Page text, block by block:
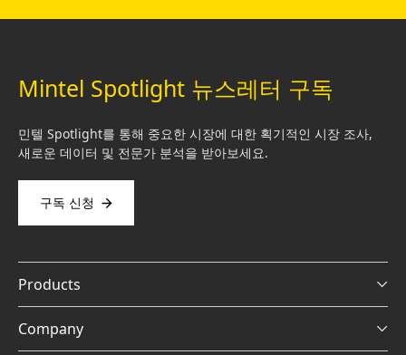
Mintel Spotlight 뉴스레터 구독
민텔 Spotlight를 통해 중요한 시장에 대한 획기적인 시장 조사,
새로운 데이터 및 전문가 분석을 받아보세요.
구독 신청
Products
Company